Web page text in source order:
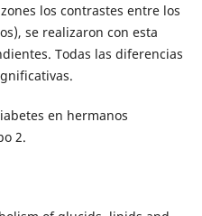
los contrastes entre los
se realizaron con esta
Todas las diferencias
en hermanos
2.